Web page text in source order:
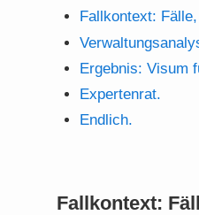
Fallkontext:
Ergebnis: Visum
Expertenrat.
Endlich.
Fallkontext: